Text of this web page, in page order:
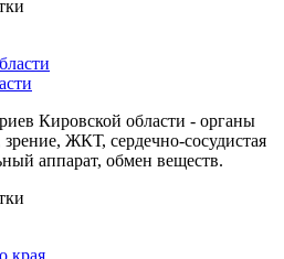
Кировской области - органы
ЖКТ, сердечно-сосудистая
аппарат, обмен веществ.